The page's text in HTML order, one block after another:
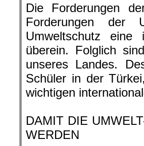
Die Forderungen
Forderungen der
Umweltschutz eine
überein. Folglich
unseres Landes.
Schüler in der
wichtigen
DAMIT DIE
WERDEN